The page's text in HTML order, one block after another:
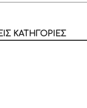
ΚΑΤΗΓΟΡΙΕΣ